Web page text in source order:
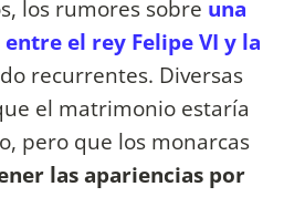
los rumores sobre una
el rey Felipe VI y la
recurrentes. Diversas
el matrimonio estaría
pero que los monarcas
las apariencias por